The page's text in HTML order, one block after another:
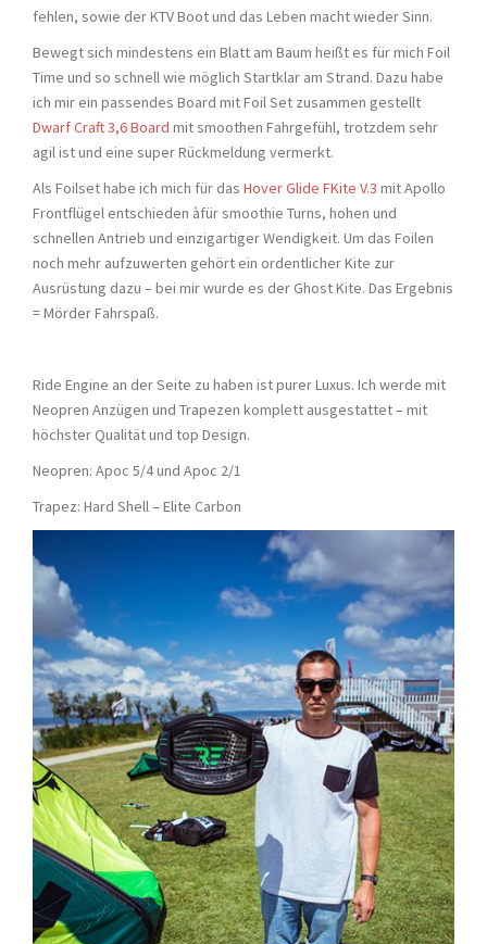
fehlen, sowie der KTV Boot und das Leben macht wieder Sinn.
Bewegt sich mindestens ein Blatt am Baum heißt es für mich Foil
Time und so schnell wie möglich Startklar am Strand. Dazu habe
ich mir ein passendes Board mit Foil Set zusammen gestellt
Dwarf Craft 3,6 Board mit smoothen Fahrgefühl, trotzdem sehr
agil ist und eine super Rückmeldung vermerkt.
Als Foilset habe ich mich für das Hover Glide FKite V.3 mit Apollo
Frontflügel entschieden àfür smoothie Turns, hohen und
schnellen Antrieb und einzigartiger Wendigkeit. Um das Foilen
noch mehr aufzuwerten gehört ein ordentlicher Kite zur
Ausrüstung dazu – bei mir wurde es der Ghost Kite. Das Ergebnis
= Mörder Fahrspaß.
Ride Engine an der Seite zu haben ist purer Luxus. Ich werde mit
Neopren Anzügen und Trapezen komplett ausgestattet – mit
höchster Qualität und top Design.
Neopren: Apoc 5/4 und Apoc 2/1
Trapez: Hard Shell – Elite Carbon